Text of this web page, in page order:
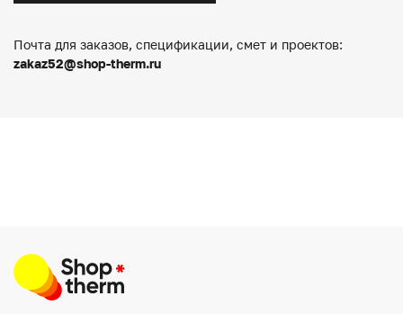
Почта для заказов, спецификации, смет и проектов:
zakaz52@shop-therm.ru